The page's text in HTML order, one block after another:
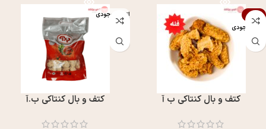
-10%
اتمام موجودی
کتف و بال کنتاکی ب آ
اتمام موجودی
کتف و بال کنتاکی ب.آ